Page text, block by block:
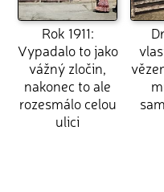
Rok 1911:
Vypadalo to jako
vážný zločin,
nakonec to ale
rozesmálo celou
ulici